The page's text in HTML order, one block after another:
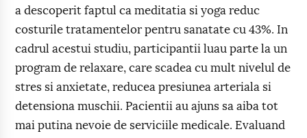
a descoperit faptul ca meditatia si yoga reduc
costurile tratamentelor pentru sanatate cu 43%. In
cadrul acestui studiu, participantii luau parte la un
program de relaxare, care scadea cu mult nivelul de
stres si anxietate, reducea presiunea arteriala si
detensiona muschii. Pacientii au ajuns sa aiba tot
mai putina nevoie de serviciile medicale. Evaluand